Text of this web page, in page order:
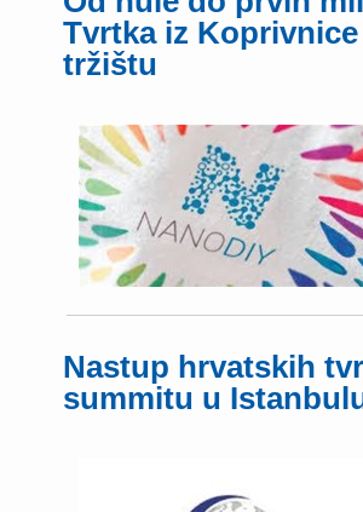
Tvrtka iz
tržištu
Nastup hrvatskih
summitu u